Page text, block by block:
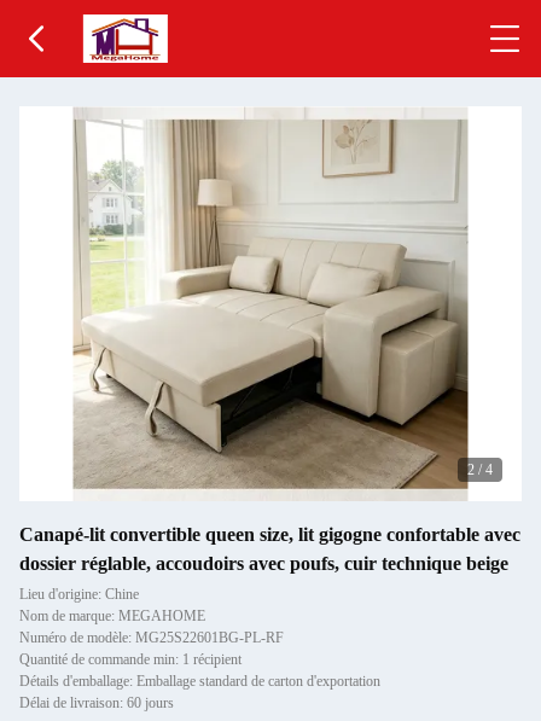
2 / 4
Canapé-lit convertible queen size, lit gigogne confortable avec
dossier réglable, accoudoirs avec poufs, cuir technique beige
Lieu d'origine: Chine
Nom de marque: MEGAHOME
Numéro de modèle: MG25S22601BG-PL-RF
Quantité de commande min: 1 récipient
Détails d'emballage: Emballage standard de carton d'exportation
Délai de livraison: 60 jours